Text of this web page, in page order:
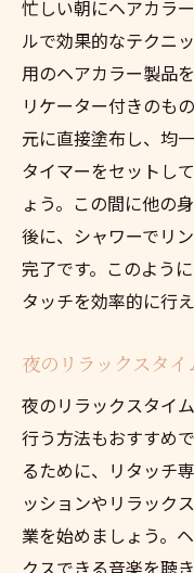
忙しい朝にヘアカラ
ルで効果的なテクニ
用のヘアカラー製品
リケーター付きのも
元に直接塗布し、均
タイマーをセットし
ょう。この間に他の
後に、シャワーでリ
完了です。このよう
タッチを効率的に行え
夜のリラックスタイ
夜のリラックスタイ
行う方法もおすすめ
るために、リタッチ
ッションやリラック
業を始めましょう。
クスできる音楽を聴